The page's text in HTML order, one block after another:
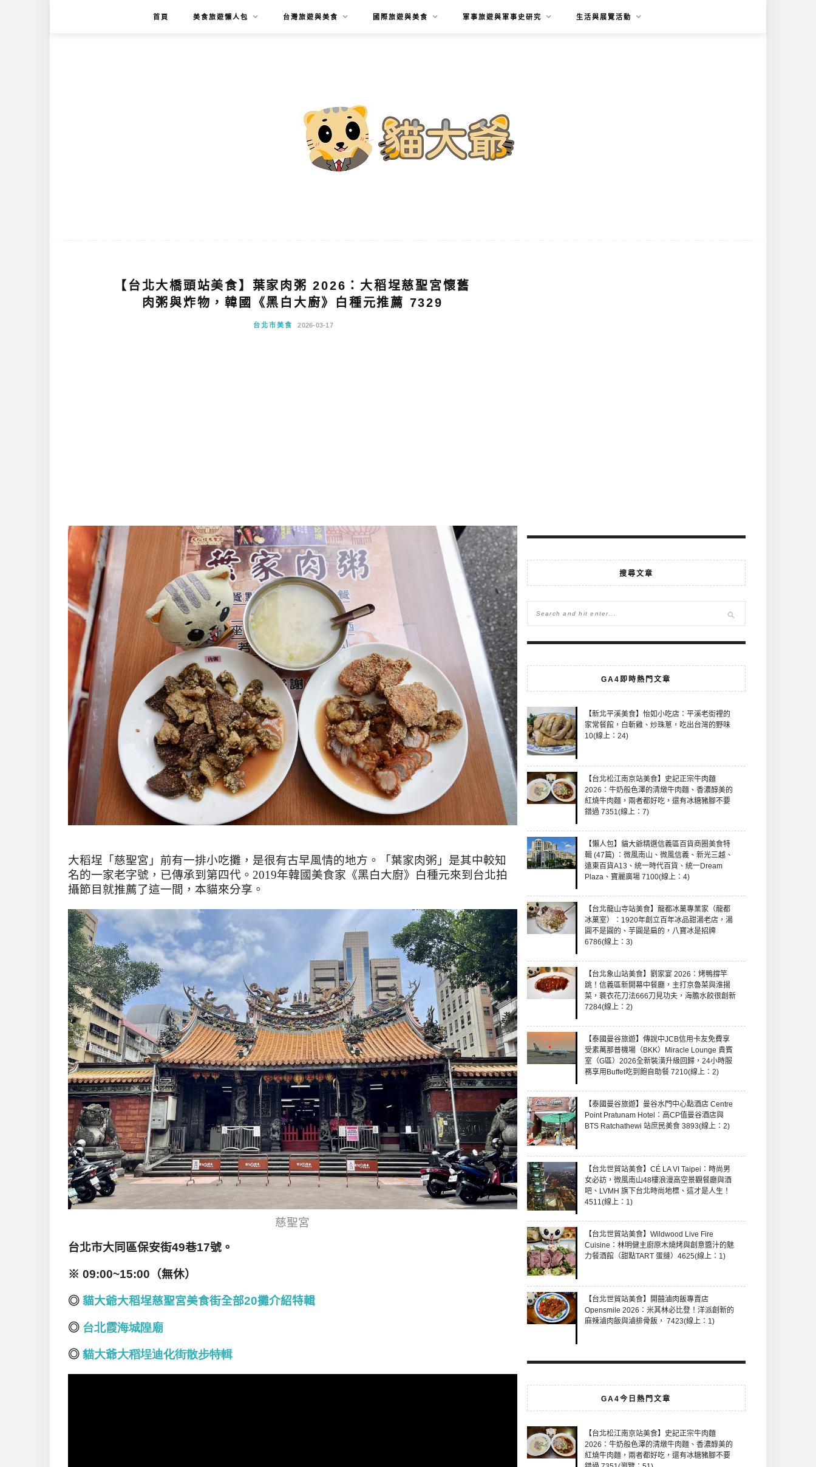
首頁 美食旅遊懶人包 台灣旅遊與美食 國際旅遊與美食 軍事旅遊與軍事史研究 生活與展覽活動
【台北大橋頭站美食】葉家肉粥 2026：大稻埕慈聖宮懷舊
肉粥與炸物，韓國《黑白大廚》白種元推薦 7329
台北市美食 2026-03-17
大稻埕「慈聖宮」前有一排小吃攤，是很有古早風情的地方。「葉家肉粥」是其中較知
名的一家老字號，已傳承到第四代。 2019年韓國美食家《黑白大廚》白種元來到台北拍
攝節目就推薦了這一間，本貓來分享。
慈聖宮
台北市大同區保安街49巷17號。
※ 09:00~15:00 （無休）
◎ 貓大爺大稻埕慈聖宮美食街全部20攤介紹特輯
◎ 台北霞海城隍廟
◎ 貓大爺大稻埕迪化街散步特輯
搜尋文章
GA4即時熱門文章
【新北平溪美食】怡如小吃店：平溪老街裡的
家常餐館，白斬雞、炒珠蔥，吃出台灣的野味
10(線上：24)
【台北松江南京站美食】史記正宗牛肉麵
2026：牛奶般色澤的清燉牛肉麵、香濃醇美的
紅燒牛肉麵，兩者都好吃，還有冰糖豬腳不要
錯過 7351(線上：7)
【懶人包】貓大爺精選信義區百貨商圈美食特
輯 (47篇) ：微風南山、微風信義、新光三越、
遠東百貨A13、統一時代百貨、統一Dream
Plaza、寶麗廣場 7100(線上：4)
【台北龍山寺站美食】龍都冰菓專業家（龍都
冰菓室）：1920年創立百年冰品甜湯老店，湯
圓不是圓的、芋圓是扁的，八寶冰是招牌
6786(線上：3)
【台北象山站美食】劉家宴 2026：烤鴨撐竿
跳！信義區新開幕中餐廳，主打京魯菜與淮揚
菜，蓑衣花刀法666刀見功夫，海膽水餃很創新
7284(線上：2)
【泰國曼谷旅遊】傳說中JCB信用卡友免費享
受素萬那普機場（BKK）Miracle Lounge 貴賓
室（G區）2026全新裝潢升級回歸，24小時服
務享用Buffet吃到飽自助餐 7210(線上：2)
【泰國曼谷旅遊】曼谷水門中心點酒店 Centre
Point Pratunam Hotel：高CP值曼谷酒店與
BTS Ratchathewi 站庶民美食 3893(線上：2)
【台北世貿站美食】CÉ LA VI Taipei：時尚男
女必訪，微風南山48樓浪漫高空景觀餐廳與酒
吧、LVMH 旗下台北時尚地標、這才是人生！
4511(線上：1)
【台北世貿站美食】Wildwood Live Fire
Cuisine：林明健主廚原木燒烤與創意醬汁的魅
力餐酒館（甜點TART 蛋撻）4625(線上：1)
【台北世貿站美食】開囍滷肉飯專賣店
Opensmile 2026：米其林必比登！洋派創新的
麻辣滷肉飯與滷排骨飯， 7423(線上：1)
GA4今日熱門文章
【台北松江南京站美食】史記正宗牛肉麵
2026：牛奶般色澤的清燉牛肉麵、香濃醇美的
紅燒牛肉麵，兩者都好吃，還有冰糖豬腳不要